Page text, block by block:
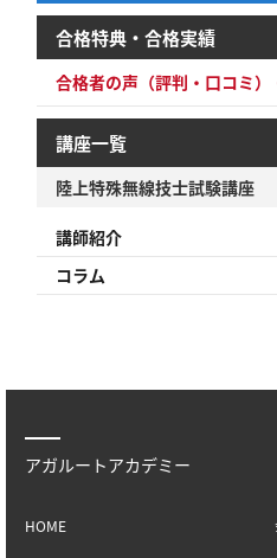
合格特典・合格実績
合格者の声（評判・口コミ）
講座一覧
陸上特殊無線技士試験講座
講師紹介
コラム
アガルートアカデミー
HOME